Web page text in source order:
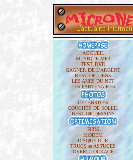
ACCUEIL
MUSIQUE MP3
TEST DVD
GAGNER DE L'ARGENT
BEST OF LIENS
LES AMIS DU NET
LES PARTENAIRES
CÉLÉBRITÉS
COUCHÉS DE SOLEIL
BEST OF DESSINS
BIOS
MODEM
DISQUE DUR
TRUCS et ASTUCES
OVERCLOCKAGE